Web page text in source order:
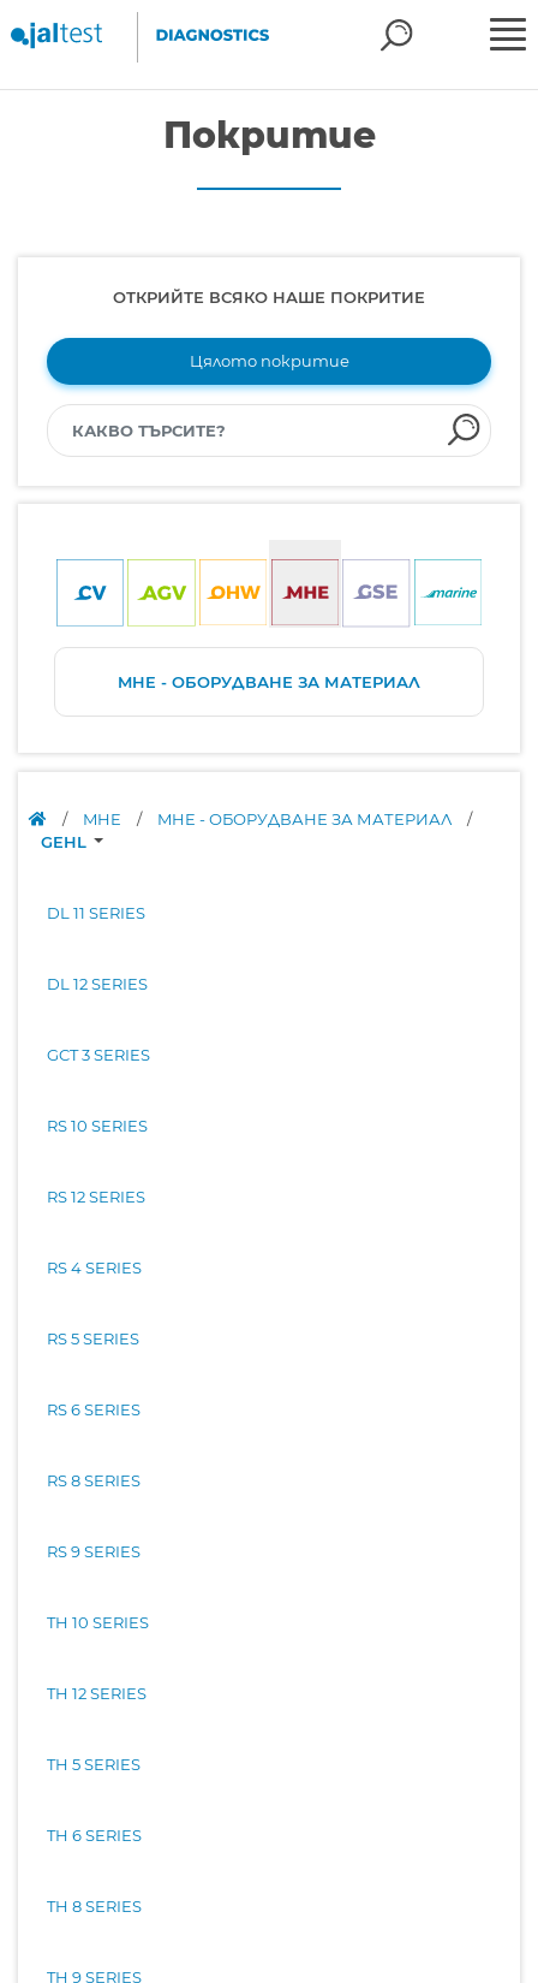
Покритие
ОТКРИЙТЕ ВСЯКО НАШЕ ПОКРИТИЕ
Цялото покритие
MHE - ОБОРУДВАНЕ ЗА МАТЕРИАЛ
/ MHE / MHE - ОБОРУДВАНЕ ЗА МАТЕРИАЛ
/
GEHL
DL 11 SERIES
DL 12 SERIES
GCT 3 SERIES
RS 10 SERIES
RS 12 SERIES
RS 4 SERIES
RS 5 SERIES
RS 6 SERIES
RS 8 SERIES
RS 9 SERIES
TH 10 SERIES
TH 12 SERIES
TH 5 SERIES
TH 6 SERIES
TH 8 SERIES
TH 9 SERIES